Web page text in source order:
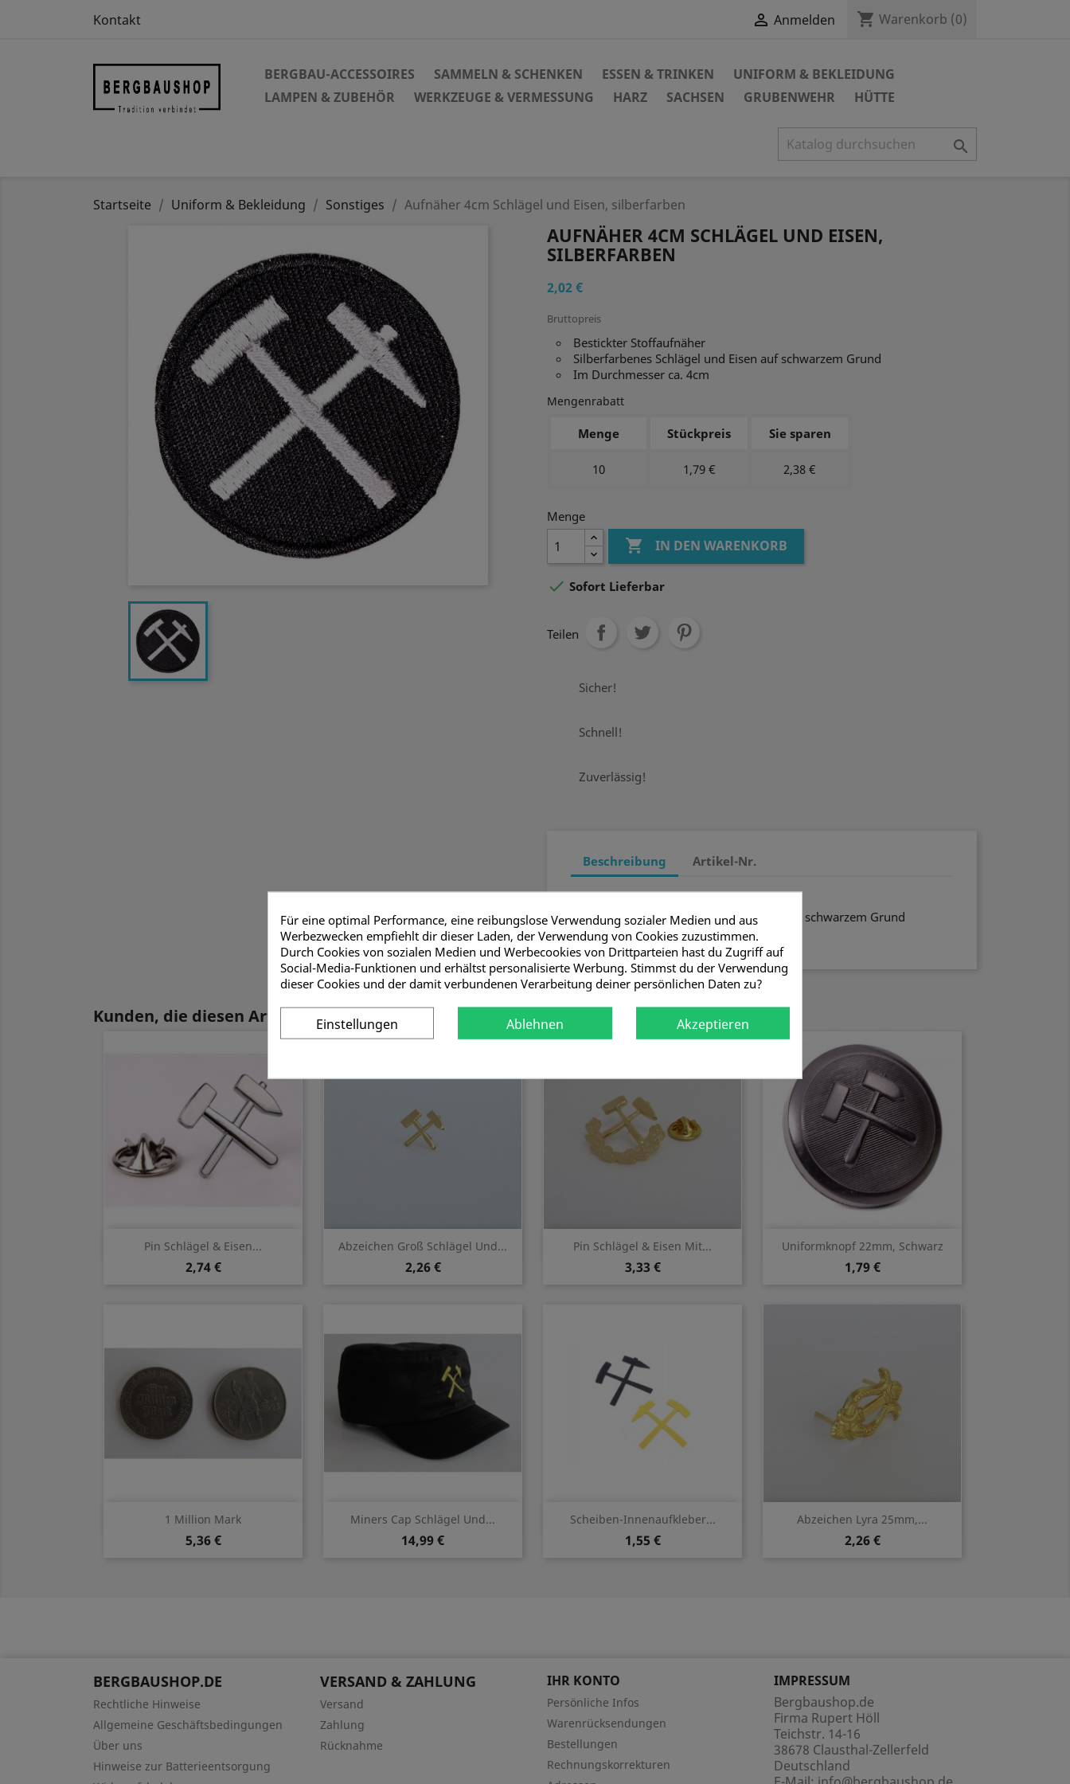
Kontakt  Anmelden shopping_cart Warenkorb (0)
BERGBAU-ACCESSOIRES SAMMELN & SCHENKEN ESSEN & TRINKEN
UNIFORM & BEKLEIDUNG
LAMPEN & ZUBEHÖR
WERKZEUGE & VERMESSUNG HARZ SACHSEN GRUBENWEHR HÜTTE

Startseite Uniform & Bekleidung Sonstiges Aufnäher 4cm Schlägel und Eisen, silberfarben
AUFNÄHER 4CM SCHLÄGEL UND EISEN,
SILBERFARBEN
2,02 €
Bruttopreis
Bestickter Stoffaufnäher
Silberfarbenes Schlägel und Eisen auf schwarzem Grund
Im Durchmesser ca. 4cm
Mengenrabatt
Menge Stückpreis Sie sparen
10 1,79 € 2,38 €
Menge
 IN DEN WARENKORB
 Sofort Lieferbar
Teilen
Sicher!
Schnell!
Zuverlässig!
Beschreibung Artikel-Nr.
Silberfarbenes Schlägel und Eisen auf schwarzem Grund
Im Durchmesser ca. 4cm
Kunden, die diesen Artikel gekauft haben, kauften auch ...
Pin Schlägel & Eisen...
2,74 €
Vorschau Abzeichen Groß Schlägel Und...
2,26 €
Vorschau Pin Schlägel & Eisen Mit...
3,33 €
Vorschau Uniformknopf 22mm, Schwarz
1,79 €
Vorschau
1 Million Mark
5,36 €
Vorschau Miners Cap Schlägel Und...
14,99 €
Vorschau Scheiben-Innenaufkleber...
1,55 €
Vorschau Abzeichen Lyra 25mm,...
2,26 €
Vorschau
BERGBAUSHOP.DE
Rechtliche Hinweise
Allgemeine Geschäftsbedingungen
Über uns
Hinweise zur Batterieentsorgung
VERSAND & ZAHLUNG
Versand
Zahlung
Rücknahme
IHR KONTO
Persönliche Infos
Warenrücksendungen
Bestellungen
Rechnungskorrekturen
IMPRESSUM
Bergbaushop.de
Firma Rupert Höll
Teichstr. 14-16
38678 Clausthal-Zellerfeld
Deutschland
Für eine optimal Performance, eine reibungslose Verwendung sozialer Medien und aus
Werbezwecken empfiehlt dir dieser Laden, der Verwendung von Cookies zuzustimmen.
Durch Cookies von sozialen Medien und Werbecookies von Drittparteien hast du Zugriff auf
Social-Media-Funktionen und erhältst personalisierte Werbung. Stimmst du der Verwendung
dieser Cookies und der damit verbundenen Verarbeitung deiner persönlichen Daten zu?
Einstellungen Ablehnen Akzeptieren